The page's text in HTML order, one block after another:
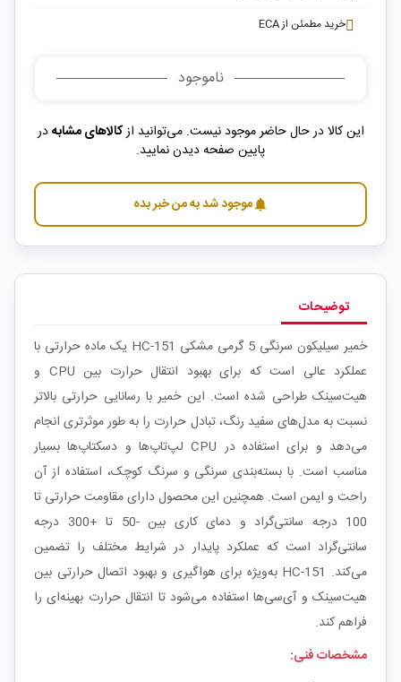
خرید مطمئن از ECA
ناموجود
این کالا در حال حاضر موجود نیست. می‌توانید ازکالاهای مشابهدر
پایین صفحه دیدن نمایید.
notificationsموجود شد به من خبر بده
توضیحات
خمیر سیلیکون سرنگی 5 گرمی مشکی HC-151 یک ماده حرارتی با
عملکرد عالی است که برای بهبود انتقال حرارت بین CPU و
هیت‌سینک طراحی شده است. این خمیر با رسانایی حرارتی بالاتر
نسبت به مدل‌های سفید رنگ، تبادل حرارت را به طور موثرتری انجام
می‌دهد و برای استفاده در CPU لپ‌تاپ‌ها و دسکتاپ‌ها بسیار
مناسب است. با بسته‌بندی سرنگی و سرنگ کوچک، استفاده از آن
راحت و ایمن است. همچنین این محصول دارای مقاومت حرارتی تا
100 درجه سانتی‌گراد و دمای کاری بین -50 تا +300 درجه
سانتی‌گراد است که عملکرد پایدار در شرایط مختلف را تضمین
می‌کند. HC-151 به‌ویژه برای هواگیری و بهبود اتصال حرارتی بین
هیت‌سینک و آی‌سی‌ها استفاده می‌شود تا انتقال حرارت بهینه‌ای را
فراهم کند.
مشخصات فنی: